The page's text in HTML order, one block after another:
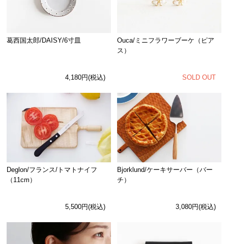
葛西国太郎/DAISY/6寸皿
4,180円(税込)
Ouca/ミニフラワーブーケ（ピア
ス）
SOLD OUT
Deglon/フランス/トマトナイフ
（11cm）
5,500円(税込)
Bjorklund/ケーキサーバー（バー
チ）
3,080円(税込)